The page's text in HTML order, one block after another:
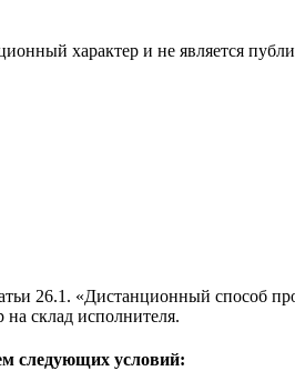
характер и не является
26.1. «Дистанционный способ
на склад исполнителя.
следующих условий: